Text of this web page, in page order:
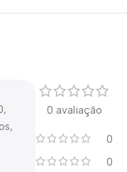
0 avaliação
0
0